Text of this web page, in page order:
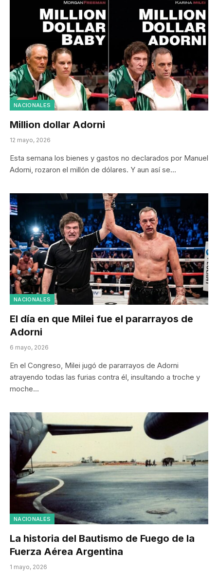
NACIONALES
Million dollar Adorni
12 mayo, 2026
Esta semana los bienes y gastos no declarados por Manuel
Adorni, rozaron el millón de dólares. Y aun así se…
NACIONALES
El día en que Milei fue el pararrayos de
Adorni
6 mayo, 2026
En el Congreso, Milei jugó de pararrayos de Adorni
atrayendo todas las furias contra él, insultando a troche y
moche…
NACIONALES
La historia del Bautismo de Fuego de la
Fuerza Aérea Argentina
1 mayo, 2026